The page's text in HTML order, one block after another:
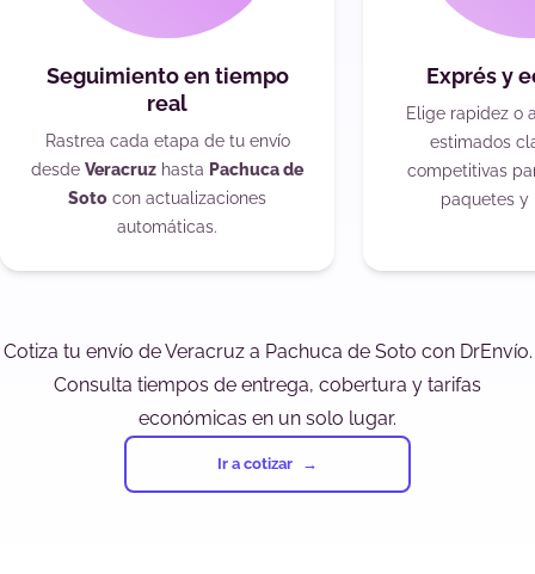
Seguimiento en tiempo
real
Rastrea cada etapa de tu envío
desde Veracruz hasta Pachuca de
Soto con actualizaciones
automáticas.
Exprés y
Elige rapidez o
estimados
competitivas
paquetes y
Cotiza tu envío de Veracruz a Pachuca de Soto con DrEnvío.
Consulta tiempos de entrega, cobertura y tarifas
económicas en un solo lugar.
Ir a cotizar